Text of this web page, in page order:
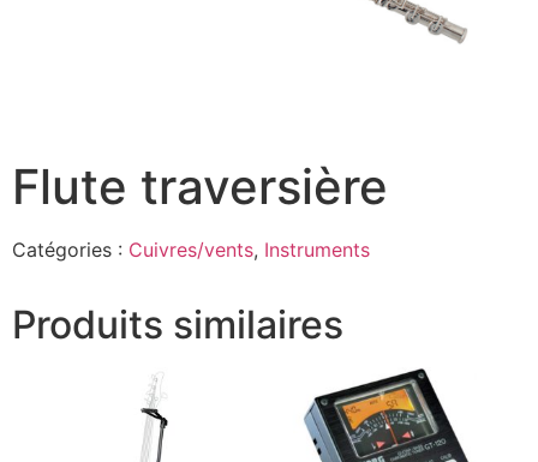
Flute traversière
Catégories : Cuivres/vents, Instruments
Produits similaires